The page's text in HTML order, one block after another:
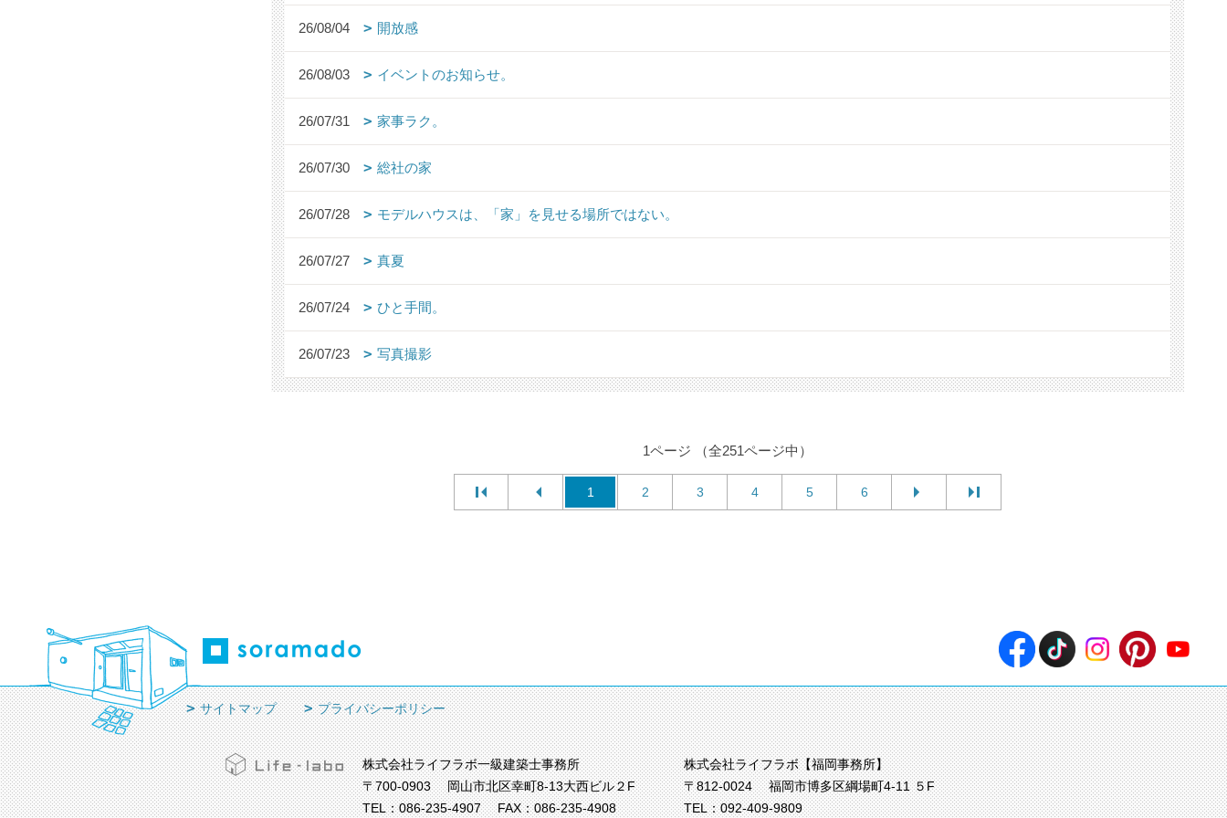
26/08/04 開放感
26/08/03 イベントのお知らせ。
26/07/31 家事ラク。
26/07/30 総社の家
26/07/28 モデルハウスは、「家」を見せる場所ではない。
26/07/27 真夏
26/07/24 ひと手間。
26/07/23 写真撮影
1ページ （全251ページ中）
1 2 3 4 5 6
サイトマップ プライバシーポリシー
株式会社ライフラボ一級建築士事務所
〒700-0903岡山市北区幸町8-13大西ビル２F
TEL：086-235-4907 FAX：086-235-4908
株式会社ライフラボ【福岡事務所】
〒812-0024福岡市博多区綱場町4-11 ５F
TEL：092-409-9809